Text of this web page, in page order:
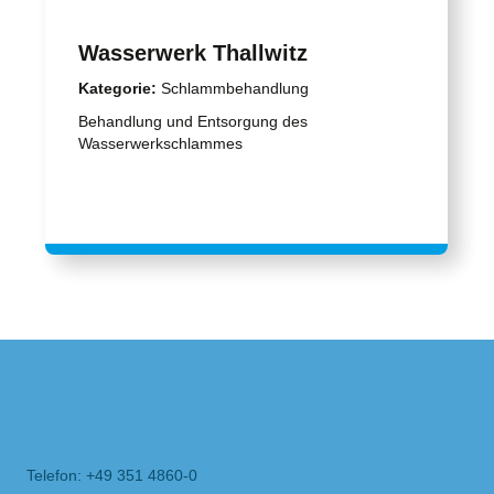
Wasserwerk Thallwitz
Kategorie: Schlammbehandlung
Behandlung und Entsorgung des
Wasserwerkschlammes
Telefon: +49 351 4860-0